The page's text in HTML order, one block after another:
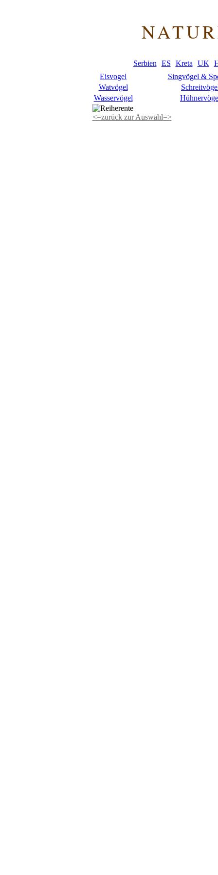
Serbien ES Kreta UK
Eisvogel
Singvögel &
Watvögel
Wasservögel
<=zurück zur Auswahl=>